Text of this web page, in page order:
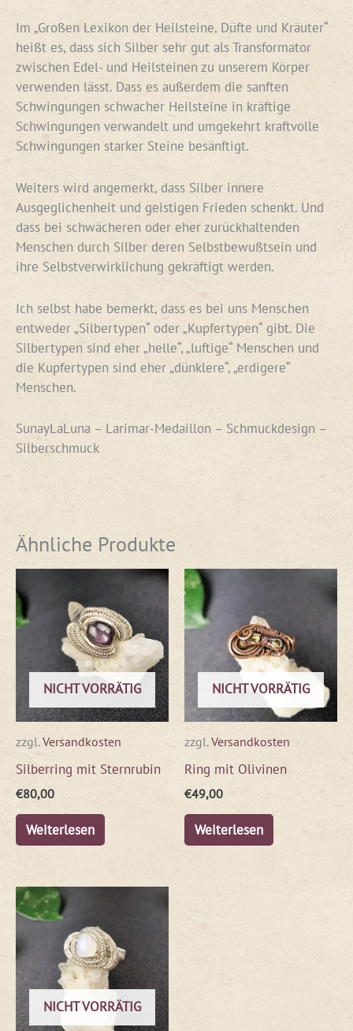
Im „Großen Lexikon der Heilsteine, Düfte und Kräuter“
heißt es, dass sich Silber sehr gut als Transformator
zwischen Edel- und Heilsteinen zu unserem Körper
verwenden lässt. Dass es außerdem die sanften
Schwingungen schwacher Heilsteine in kräftige
Schwingungen verwandelt und umgekehrt kraftvolle
Schwingungen starker Steine besänftigt.
Weiters wird angemerkt, dass Silber innere
Ausgeglichenheit und geistigen Frieden schenkt. Und
dass bei schwächeren oder eher zurückhaltenden
Menschen durch Silber deren Selbstbewußtsein und
ihre Selbstverwirklichung gekräftigt werden.
Ich selbst habe bemerkt, dass es bei uns Menschen
entweder „Silbertypen“ oder „Kupfertypen“ gibt. Die
Silbertypen sind eher „helle“, „luftige“ Menschen und
die Kupfertypen sind eher „dünklere“, „erdigere“
Menschen.
SunayLaLuna – Larimar-Medaillon – Schmuckdesign –
Silberschmuck
Ähnliche Produkte
NICHT VORRÄTIG
zzgl.Versandkosten
Silberring mit Sternrubin
€80,00
Weiterlesen
NICHT VORRÄTIG
zzgl.Versandkosten
Ring mit Olivinen
€49,00
Weiterlesen
NICHT VORRÄTIG